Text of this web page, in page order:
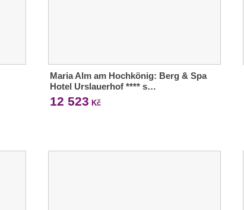
Maria Alm am Hochkönig: Berg & Spa
Hotel Urslauerhof **** s…
12 523 Kč